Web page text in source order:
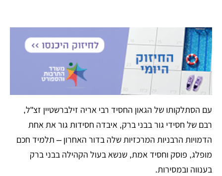
עם הסתלקותו של הגאון החסיד רבי אריה זילברשטיין זצ"ל,
רבם של חסידי גור בבני ברק, איבדה חסידות גור את אחת
הדמויות הרבניות המרכזיות שלה בדור האחרון – תלמיד חכם
מופלג, פוסק וחסיד אמת, שנשא בעול הקהילה בבני ברק
בענווה ובמסירות.